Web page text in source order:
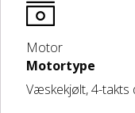
Motor
Motortype
Væskekjølt, 4-takts